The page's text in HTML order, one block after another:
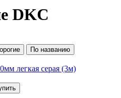
DKC
легкая серая (3м)